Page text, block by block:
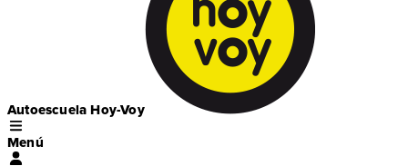
Autoescuela Hoy-Voy
Menú